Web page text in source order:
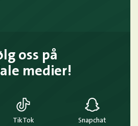
oss på
medier!
TikTok Snapchat